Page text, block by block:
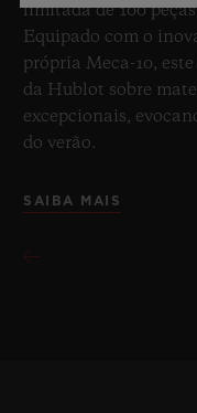
limitada de 100
Equipado com o
própria Meca-10,
da Hublot sobre
excepcionais,
do verão.
SAIBA MAIS